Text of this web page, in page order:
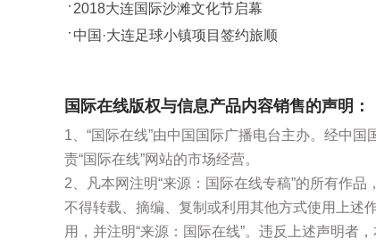
2018大连国际沙滩文化节启幕
中国·大连足球小镇项目签约旅顺
国际在线版权与信息产品内容销售的声明：
1、“国际在线”由中国国际广播电台主办。经中
责“国际在线”网站的市场经营。
2、凡本网注明“来源：国际在线专稿”的所有作
不得转载、摘编、复制或利用其他方式使用上述
用，并注明“来源：国际在线”。违反上述声明者